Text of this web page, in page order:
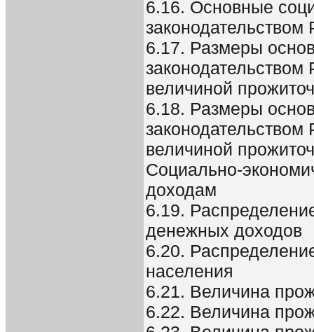
6.16. Основные
6.17. Размеры
величиной
6.18. Размеры
величиной
Социально-
доходам
6.19.
денежных доходов
6.20.
населения
6.21. Величина
6.22. Величина